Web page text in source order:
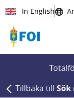
Till innehållet
In English
Tillbaka till